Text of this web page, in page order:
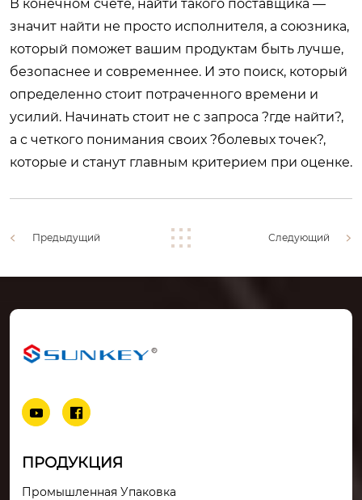
В конечном счете, найти такого поставщика —
значит найти не просто исполнителя, а союзника,
который поможет вашим продуктам быть лучше,
безопаснее и современнее. И это поиск, который
определенно стоит потраченного времени и
усилий. Начинать стоит не с запроса ?где найти?,
а с четкого понимания своих ?болевых точек?,
которые и станут главным критерием при оценке.
Предыдущий Следующий
 
ПРОДУКЦИЯ
Промышленная Упаковка